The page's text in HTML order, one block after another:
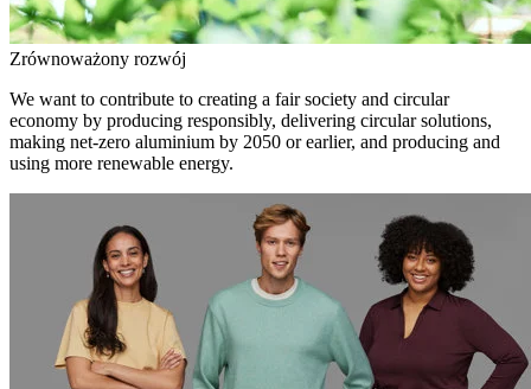
Zrównoważony rozwój
We want to contribute to creating a fair society and circular
economy by producing responsibly, delivering circular solutions,
making net-zero aluminium by 2050 or earlier, and producing and
using more renewable energy.